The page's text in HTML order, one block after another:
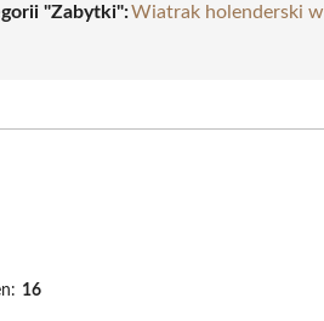
"Zabytki":Wiatrak holenderski
16